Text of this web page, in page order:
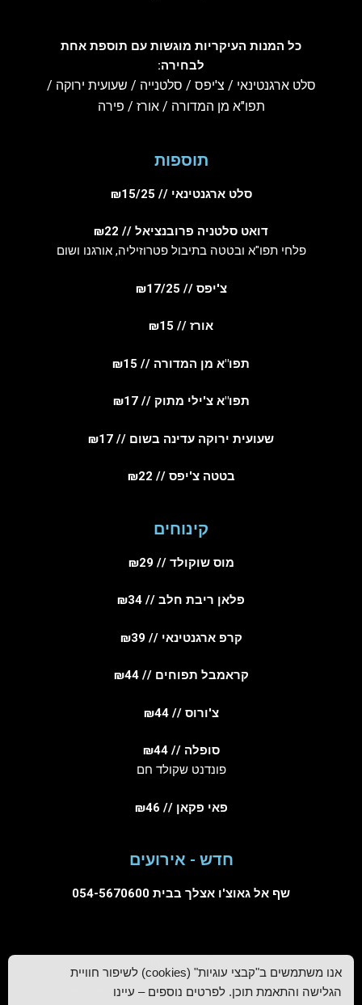
כל המנות העיקריות מוגשות עם תוספת אחת
לבחירה:
סלט ארגנטינאי / צ'יפס / סלטנייה / שעועית ירוקה /
תפו"א מן המדורה / אורז / פירה
תוספות
סלט ארגנטינאי // ₪15/25
דואט סלטניה פרובנציאל // ₪22
פלחי תפו"א ובטטה בתיבול פטרוזיליה, אורגנו ושום
צ'יפס // ₪17/25
אורז // ₪15
תפו"א מן המדורה // ₪15
תפו"א צ'ילי מתוק // ₪17
שעועית ירוקה עדינה בשום // ₪17
בטטה צ'יפס // ₪22
קינוחים
מוס שוקולד // ₪29
פלאן ריבת חלב // ₪34
קרפ ארגנטינאי // ₪39
קראמבל תפוחים // ₪44
צ'ורוס // ₪44
סופלה // ₪44
פונדנט שקולד חם
פאי פקאן // ₪46
חדש - אירועים
שף אל גאוצ'ו אצלך בבית 054-5670600
מסעדות בנתניה|מסעדה לאירוע בנתניה|מסעדות בשרים בשרון
אנו משתמשים ב"קבצי עוגיות" (cookies) לשיפור חוויית
הגלישה והתאמת תוכן. לפרטים נוספים – עיינו